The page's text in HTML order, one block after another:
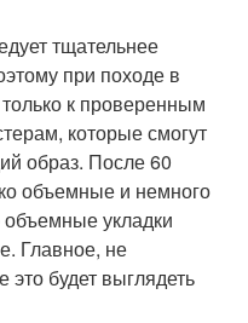
тщательнее
при походе в
к проверенным
которые смогут
образ. После 60
объемные и немного
укладки
Главное, не
это будет выглядеть